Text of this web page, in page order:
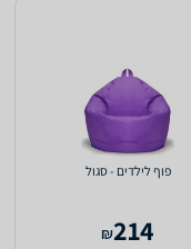
פוף לילדים - סגול
214
₪